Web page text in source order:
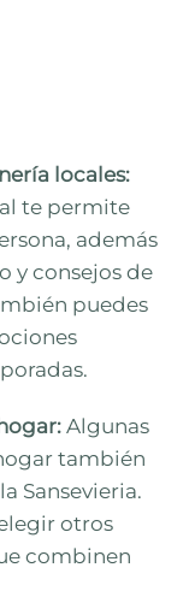
locales:
te permite
además
y consejos de
puedes
Algunas
también
Sansevieria.
otros
combinen